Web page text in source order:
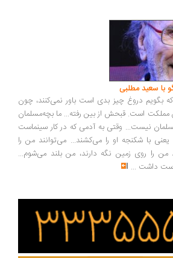
مطلبی
دروغ چیز بدی است باور نمی‌کنند، چون
قبحش از بین رفته... ما بچه‌مسلمان
وقتی به آدمی که در کار سینماست
شکنجه او را می‌کشند... می‌توانند من را
روی زمین نگه دارند، من بلند می‌شوم...
...